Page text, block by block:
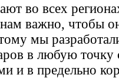
во всех
важно, чтобы
мы
в любую точку
и в предельно